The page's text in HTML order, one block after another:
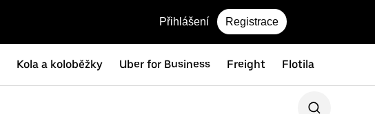
Přihlášení Registrace
Kola a koloběžky Uber for Business Freight Flotila